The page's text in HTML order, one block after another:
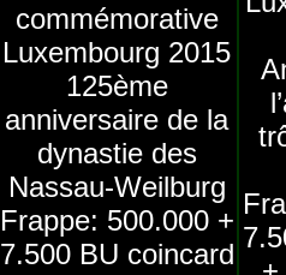
commémorative
Luxembourg 2015
125ème
anniversaire de la
dynastie des
Nassau-Weilburg
Frappe: 500.000 +
7.500 BU coincard